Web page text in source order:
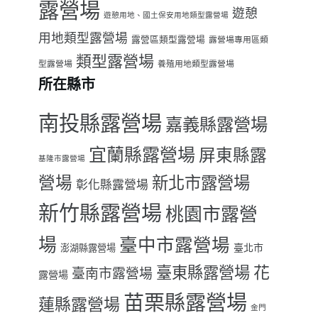
露營場 遊憩用地、國土保安用地類型露營場 遊憩
用地類型露營場 露營區類型露營場 露營場專用區類
型露營場 類型露營場 養殖用地類型露營場
所在縣市
南投縣露營場 嘉義縣露營場
基隆市露營場 宜蘭縣露營場 屏東縣露
營場 彰化縣露營場 新北市露營場
新竹縣露營場 桃園市露營
場 澎湖縣露營場 臺中市露營場 臺北市
露營場 臺南市露營場 臺東縣露營場 花
蓮縣露營場 苗栗縣露營場 金門